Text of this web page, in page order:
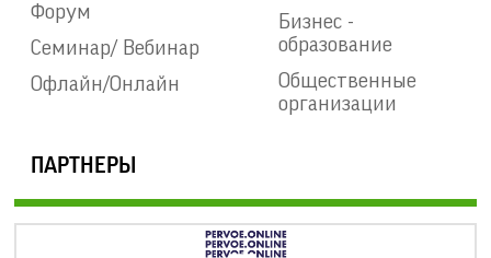
Форум
Семинар/ Вебинар
Офлайн/Онлайн
Бизнес -
образование
Общественные
организации
ПАРТНЕРЫ